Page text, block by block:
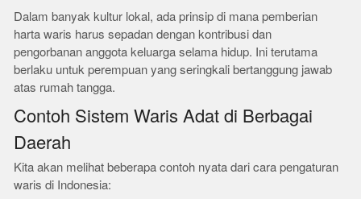
Dalam banyak kultur lokal, ada prinsip di mana pemberian
harta waris harus sepadan dengan kontribusi dan
pengorbanan anggota keluarga selama hidup. Ini terutama
berlaku untuk perempuan yang seringkali bertanggung jawab
atas rumah tangga.
Contoh Sistem Waris Adat di Berbagai
Daerah
Kita akan melihat beberapa contoh nyata dari cara pengaturan
waris di Indonesia: